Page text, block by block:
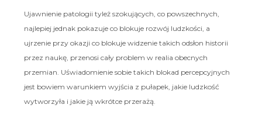
Ujawnienie patologii tyleż szokujących, co powszechnych,
najlepiej jednak pokazuje co blokuje rozwój ludzkości, a
ujrzenie przy okazji co blokuje widzenie takich odsłon historii
przez naukę, przenosi cały problem w realia obecnych
przemian. Uświadomienie sobie takich blokad percepcyjnych
jest bowiem warunkiem wyjścia z pułapek, jakie ludzkość
wytworzyła i jakie ją wkrótce przerażą.